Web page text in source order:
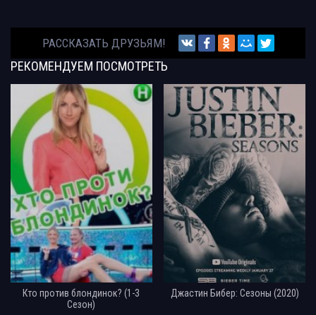
РАССКАЗАТЬ ДРУЗЬЯМ!
РЕКОМЕНДУЕМ ПОСМОТРЕТЬ
Кто против блондинок? (1-3
Сезон)
Джастин Бибер: Сезоны (2020)